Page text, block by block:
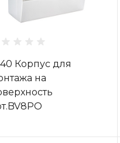
Корпус для
на